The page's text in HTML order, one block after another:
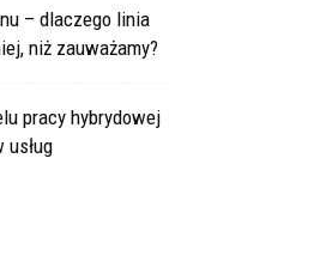
– dlaczego linia
niż zauważamy?
pracy hybrydowej
usług